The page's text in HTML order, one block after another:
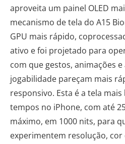
aproveita um painel OLED
mecanismo de tela do A15
GPU mais rápido,
ativo e foi projetado para
com que gestos, animações
jogabilidade pareçam mais
responsivo. Esta é a tela
tempos no iPhone, com até
máximo, em 1000 nits, para
experimentem resolução,